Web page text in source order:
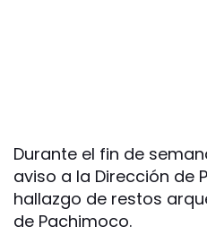
Durante el fin de
aviso a la Dirección de
hallazgo de restos
de Pachimoco.